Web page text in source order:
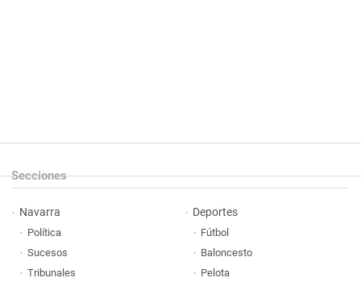
Secciones
Navarra
Política
Sucesos
Tribunales
Deportes
Fútbol
Baloncesto
Pelota